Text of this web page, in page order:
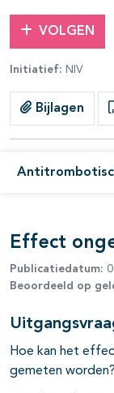
VOLGEN
Initiatief: NIV
Bijlagen
open-
open-
open-
open-
open-
open-
Effect
Publicatiedatum:
Beoordeeld op
Hoe kan het
gemeten worden?